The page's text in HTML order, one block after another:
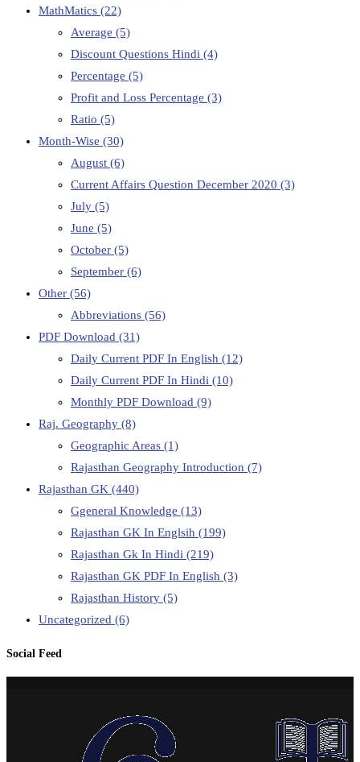
MathMatics (22)
Average (5)
Discount Questions Hindi (4)
Percentage (5)
Profit and Loss Percentage (3)
Ratio (5)
Month-Wise (30)
August (6)
Current Affairs Question December 2020 (3)
July (5)
June (5)
October (5)
September (6)
Other (56)
Abbreviations (56)
PDF Download (31)
Daily Current PDF In English (12)
Daily Current PDF In Hindi (10)
Monthly PDF Download (9)
Raj. Geography (8)
Geographic Areas (1)
Rajasthan Geography Introduction (7)
Rajasthan GK (440)
Ggeneral Knowledge (13)
Rajasthan GK In Englsih (199)
Rajasthan Gk In Hindi (219)
Rajasthan GK PDF In English (3)
Rajasthan History (5)
Uncategorized (6)
Social Feed